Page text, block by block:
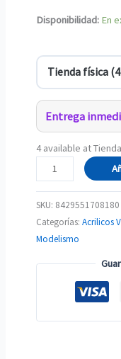
Disponibilidad: En
Entrega
4 available at
70.818
cantidad
SKU: 8429551708180
Categorías:Acrilicos
Modelismo